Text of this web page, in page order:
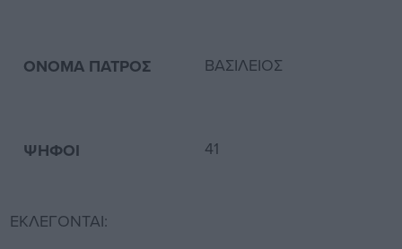
ΟΝΟΜΑ ΠΑΤΡΟΣ
ΨΗΦΟΙ
ΒΑΣΙΛΕΙΟΣ
41
ΕΚΛΕΓΟΝΤΑΙ: